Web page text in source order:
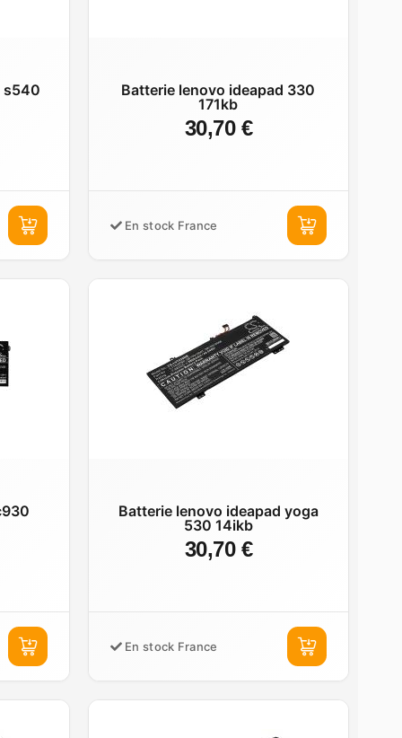
s540
Batterie lenovo ideapad 330
171kb
30,70 €
En stock France
Batterie lenovo ideapad yoga
530 14ikb
30,70 €
En stock France